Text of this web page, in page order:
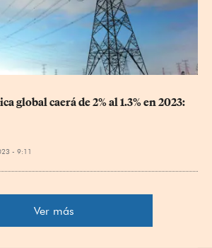
global caerá de 2% al 1.3% en 2023:
- 9:11
Ver más